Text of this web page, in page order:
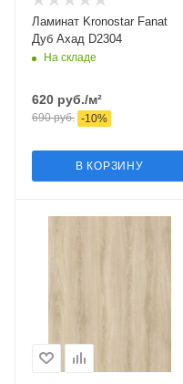
Ламинат Kronostar Fanat
Дуб Ахад D2304
На складе
620 руб./м²
690руб. -10%
В КОРЗИНУ